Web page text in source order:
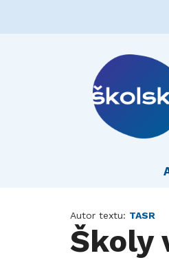
Autor textu: TASR
Školy